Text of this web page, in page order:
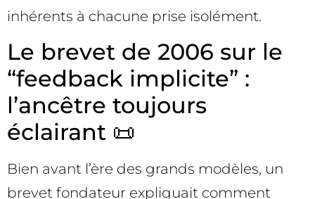
inhérents à chacune prise isolément.
Le brevet de 2006 sur le
“feedback implicite” :
l’ancêtre toujours
éclairant 📜
Bien avant l’ère des grands modèles, un
brevet fondateur expliquait comment